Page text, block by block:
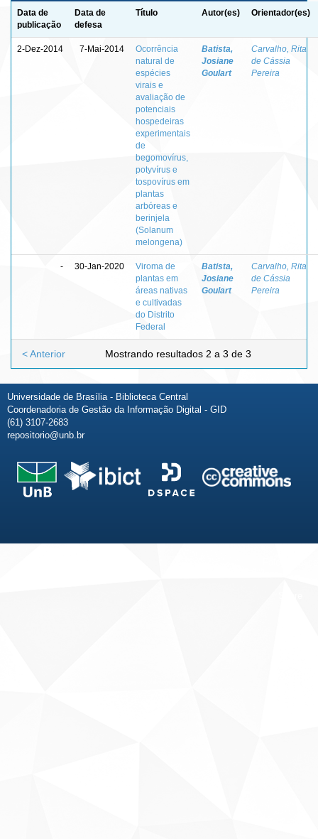
Data de
publicação
Data de
defesa
Título Autor(es) Orientador(es)
2-Dez-2014 7-Mai-2014
Ocorrência
natural de
espécies
virais e
avaliação de
potenciais
hospedeiras
experimentais
de
begomovírus,
potyvírus e
tospovírus em
plantas
arbóreas e
berinjela
(Solanum
melongena)
Batista,
Josiane
Goulart
Carvalho, Rita
de Cássia
Pereira
- 30-Jan-2020
Viroma de
plantas em
áreas nativas
e cultivadas
do Distrito
Federal
Batista,
Josiane
Goulart
Carvalho, Rita
de Cássia
Pereira
Mostrando resultados 2 a 3 de 3
< Anterior
Universidade de Brasília - Biblioteca Central
Coordenadoria de Gestão da Informação Digital - GID
(61) 3107-2683
repositorio@unb.br